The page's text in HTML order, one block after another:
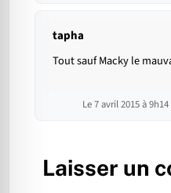
tapha
Tout sauf Macky le
Le 7 avril 2015 à 9h14
Laisser un